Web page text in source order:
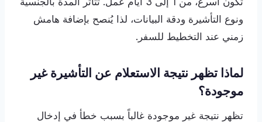
ونوع التأشيرة ودقة البيانات، لذا يُنصح بإضافة هامش
زمني عند التخطيط للسفر.
لماذا تظهر نتيجة الاستعلام عن التأشيرة غير
موجودة؟
تظهر نتيجة غير موجودة غالباً بسبب خطأ في إدخال